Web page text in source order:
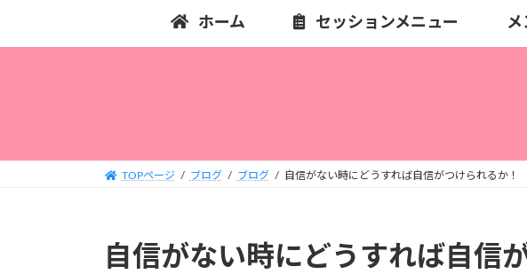
キ
に
ホーム セッションメニュー メ
TOPページ ブログ ブログ 自信がない時にどうすれば自信がつけられるか
自信がない時にどうすれば自信